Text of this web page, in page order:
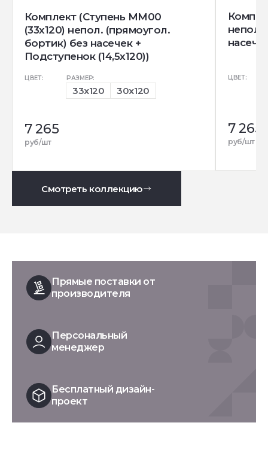
Комплект (Ступень MM00
(33x120) непол. (прямоугол.
бортик) без насечек +
Подступенок (14,5x120))
ЦВЕТ: РАЗМЕР:
33x120 30x120
7 265
руб/шт
непол.
ЦВЕТ:
7 265
руб/шт
Смотреть коллекцию
Прямые поставки от
производителя
Персональный
менеджер
Бесплатный дизайн-
проект